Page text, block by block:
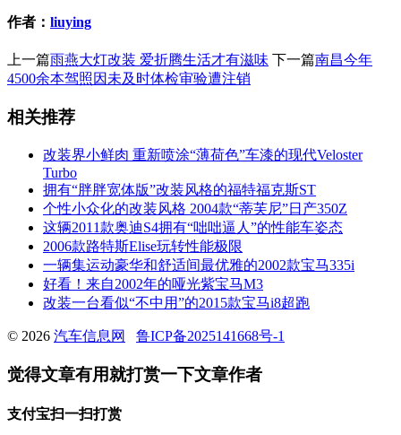
作者： liuying
上一篇雨燕大灯改装 爱折腾生活才有滋味 下一篇南昌今年
4500余本驾照因未及时体检审验遭注销
相关推荐
改装界小鲜肉 重新喷涂“薄荷色”车漆的现代Veloster
Turbo
拥有“胖胖宽体版”改装风格的福特福克斯ST
个性小众化的改装风格 2004款“蒂芙尼”日产350Z
这辆2011款奥迪S4拥有“咄咄逼人”的性能车姿态
2006款路特斯Elise玩转性能极限
一辆集运动豪华和舒适间最优雅的2002款宝马335i
好看！来自2002年的哑光紫宝马M3
改装一台看似“不中用”的2015款宝马i8超跑
© 2026 汽车信息网 鲁ICP备2025141668号-1
觉得文章有用就打赏一下文章作者
支付宝扫一扫打赏